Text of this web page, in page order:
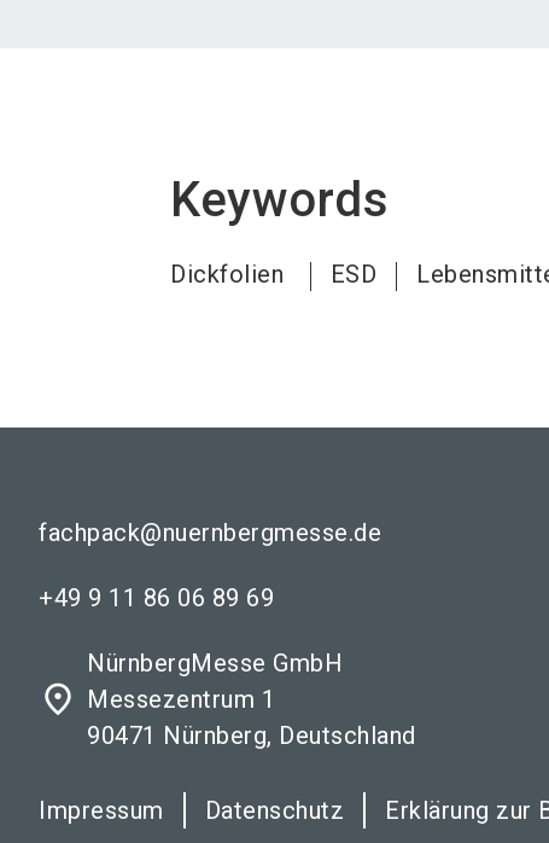
Keywords
Dickfolien ESD
fachpack@nuernbergmesse.de
+49 9 11 86 06 89 69
place
NürnbergMesse GmbH
Messezentrum 1
90471 Nürnberg, Deutschland
Impressum Datenschutz Erklärung zur